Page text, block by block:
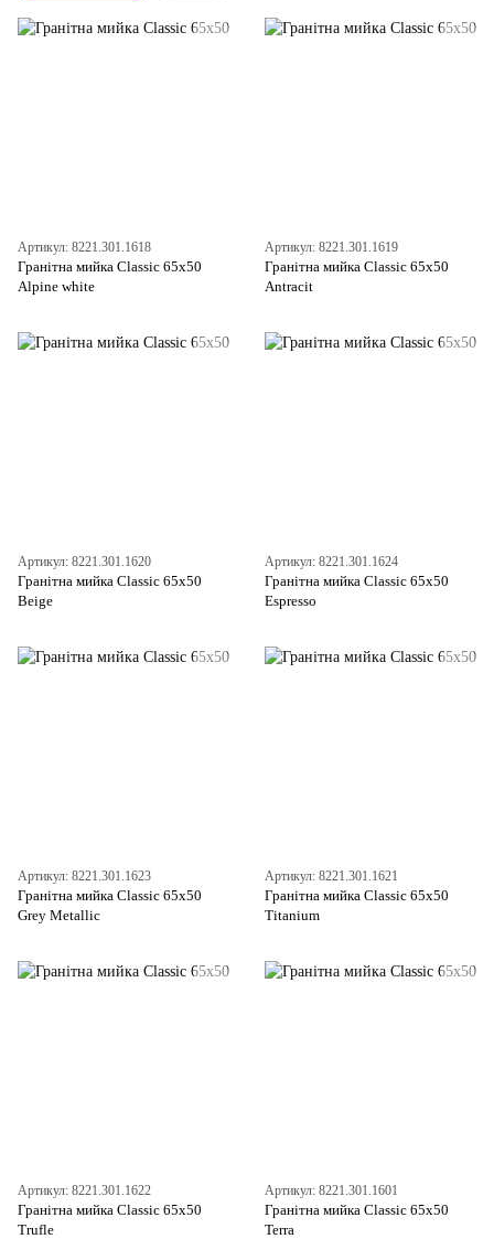
Артикул: 8221.301.1618
Гранітна мийка Classic 65x50
Alpine white
Артикул: 8221.301.1619
Гранітна мийка Classic 65x50
Antracit
Артикул: 8221.301.1620
Гранітна мийка Classic 65x50
Beige
Артикул: 8221.301.1624
Гранітна мийка Classic 65x50
Espresso
Артикул: 8221.301.1623
Гранітна мийка Classic 65x50
Grey Metallic
Артикул: 8221.301.1621
Гранітна мийка Classic 65x50
Titanium
Артикул: 8221.301.1622
Гранітна мийка Classic 65x50
Trufle
Артикул: 8221.301.1601
Гранітна мийка Classic 65x50
Terra